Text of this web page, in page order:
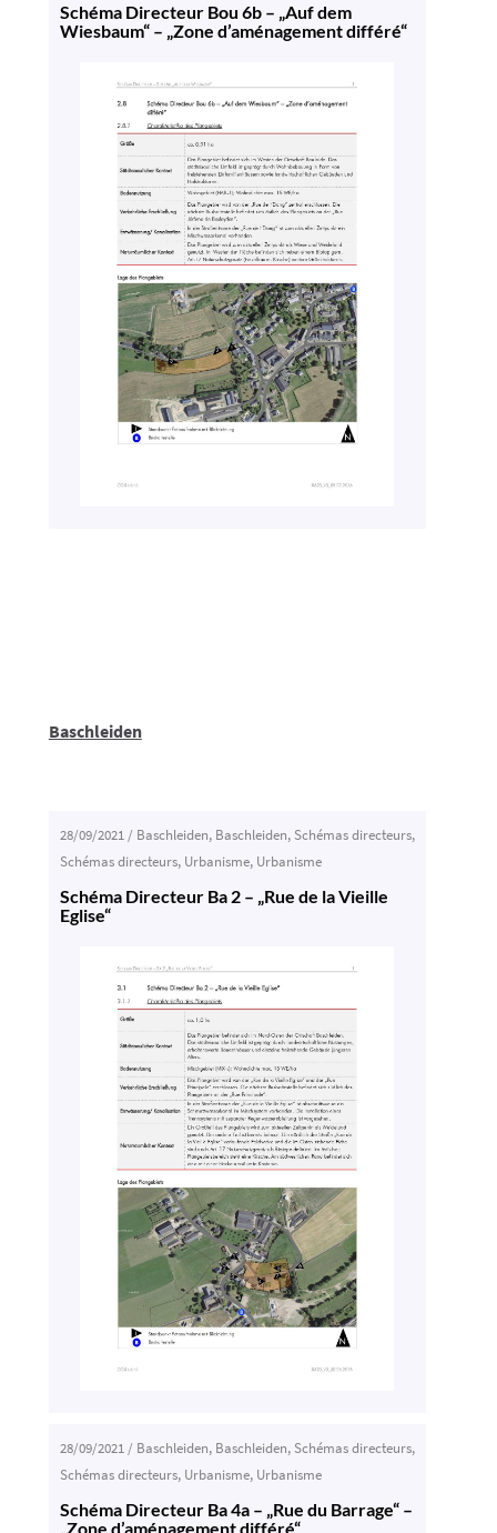
Schéma Directeur Bou 6b – „Auf dem
Wiesbaum“ – „Zone d’aménagement différé“
Baschleiden
28/09/2021/ Baschleiden, Baschleiden,Schémas directeurs,
Schémas directeurs, Urbanisme, Urbanisme
Schéma Directeur Ba 2 – „Rue de la Vieille
Eglise“
28/09/2021/ Baschleiden, Baschleiden,Schémas directeurs,
Schémas directeurs, Urbanisme, Urbanisme
Schéma Directeur Ba 4a – „Rue du Barrage“ –
„Zone d’aménagement différé“